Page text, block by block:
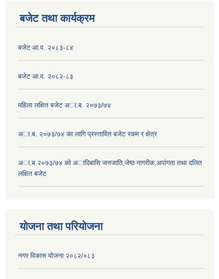
बजेट तथा कार्यक्रम
बजेट आ.व. २०८३-८४
बजेट आ.व. २०८२-८३
महिला लक्षित बजेट अा.ब. २०७३/७४
अा.ब. २०७३/७४ का लागि प्रस्तावित बजेट रकम र क्षेत्र
अा.ब.२०७३/७४ काे अादिबासि जनजाति,जेष्ठ नागरीक,अपांगता तथा दलित
लक्षित बजेट
योजना तथा परियोजना
नगर विकास योजना २०८२/०८३